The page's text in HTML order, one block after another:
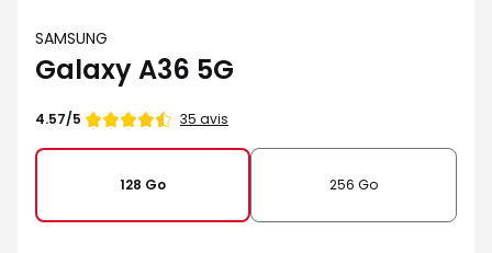
SAMSUNG
Galaxy A36 5G
Note
4.57/5 35 avis
128 Go 256 Go